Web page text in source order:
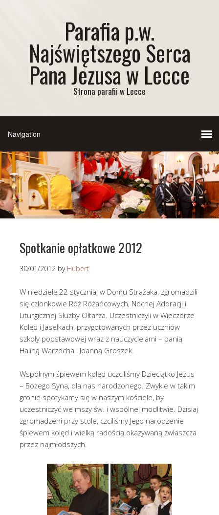
Parafia p.w.
Najświętszego Serca
Pana Jezusa w Lecce
Strona parafii w Lecce
Spotkanie opłatkowe 2012
30/01/2012 by Hubert
W niedzielę 22 stycznia, w Domu Strażaka, zgromadzili
się członkowie Róż Różańcowych, Nocnej Adoracji i
Liturgicznej Służby Ołtarza. Uczestniczyli w Wieczorze
Kolęd i Jasełkach, przygotowanych przez uczniów
szkoły podstawowej wraz z nauczycielami – panią
Haliną Warzocha i Joanną Groszek.
Wspólnym śpiewem kolęd uczciliśmy Dzieciątko Jezus
– Bożego Syna, dla nas narodzonego. Zwykle w takim
gronie spotykamy się w naszym kościele, by
uczestniczyć we mszy św. i wspólnej modlitwie. Dzisiaj
zgromadzeni przy stole, czciliśmy Jego narodzenie
śpiewem kolęd i wielką radością okazywaną zwłaszcza
przez najmłodszych.